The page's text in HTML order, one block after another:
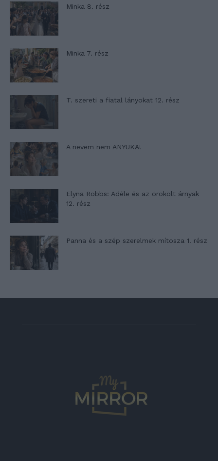
Minka 8. rész
Minka 7. rész
T. szereti a fiatal lányokat 12. rész
A nevem nem ANYUKA!
Elyna Robbs: Adéle és az örökölt árnyak
12. rész
Panna és a szép szerelmek mítosza 1. rész